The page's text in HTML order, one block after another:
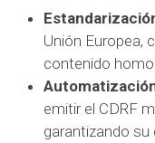
Unión Europea,
contenido
emitir el CDRF
garantizando su